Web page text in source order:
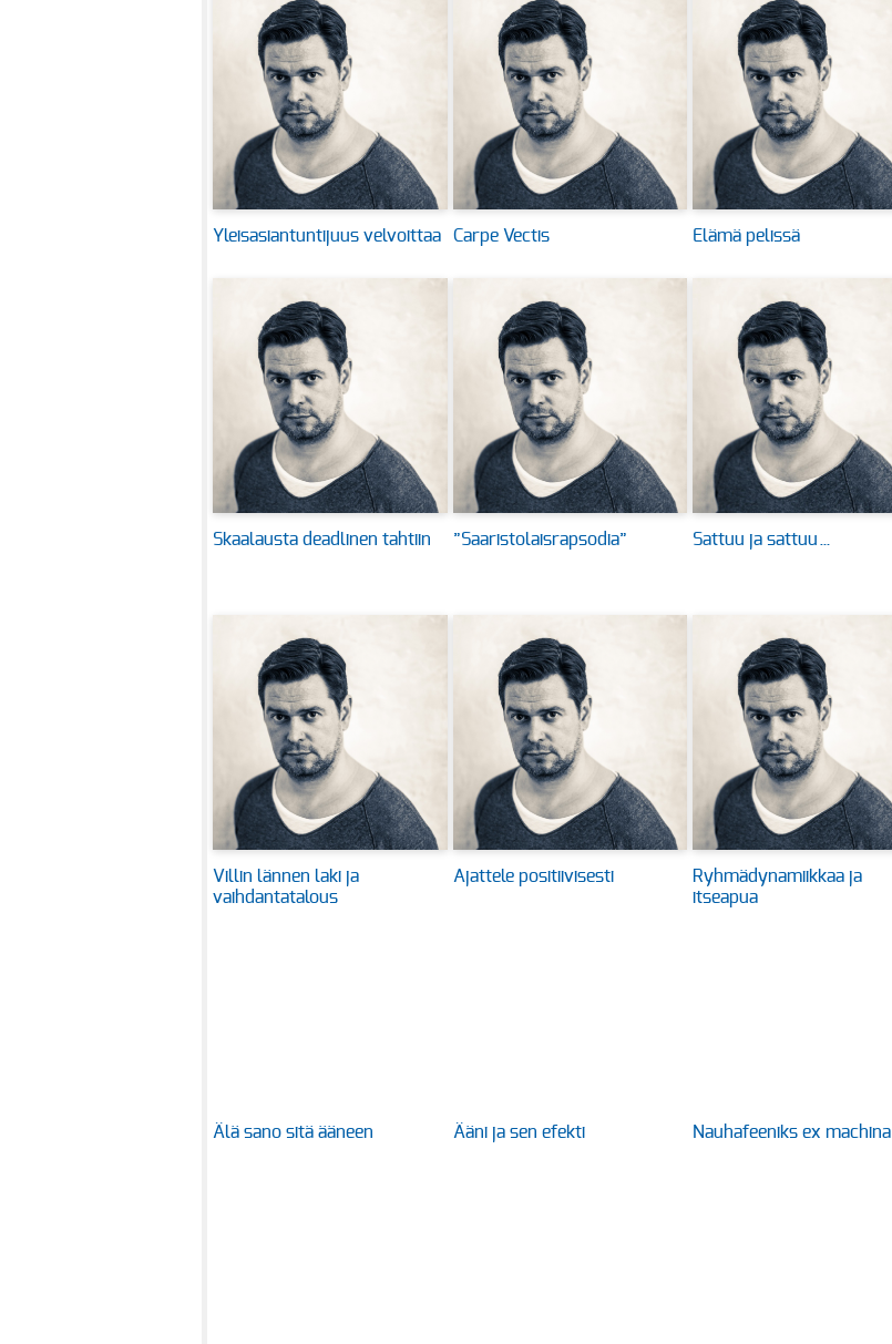
Yleisasiantuntijuus velvoittaa Carpe Vectis Elämä pelissä
Skaalausta deadlinen tahtiin ”Saaristolaisrapsodia” Sattuu ja sattuu…
Villin lännen laki ja
vaihdantatalous
Ajattele positiivisesti
Ryhmädynamiikkaa ja
itseapua
Älä sano sitä ääneen Ääni ja sen efekti Nauhafeeniks ex machina